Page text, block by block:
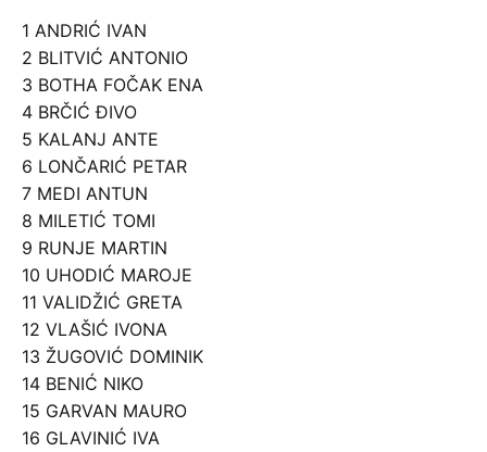
1 ANDRIĆ IVAN
2 BLITVIĆ ANTONIO
3 BOTHA FOČAK ENA
4 BRČIĆ ĐIVO
5 KALANJ ANTE
6 LONČARIĆ PETAR
7 MEDI ANTUN
8 MILETIĆ TOMI
9 RUNJE MARTIN
10 UHODIĆ MAROJE
11 VALIDŽIĆ GRETA
12 VLAŠIĆ IVONA
13 ŽUGOVIĆ DOMINIK
14 BENIĆ NIKO
15 GARVAN MAURO
16 GLAVINIĆ IVA